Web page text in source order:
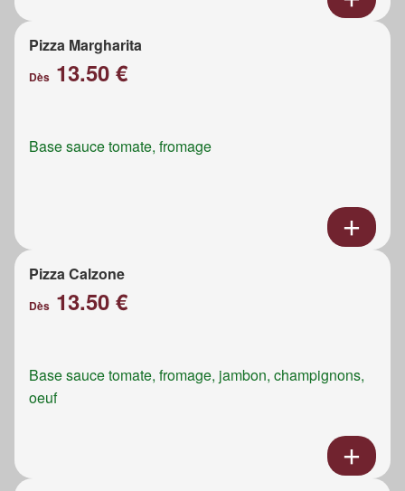
Pizza Margharita
Dès 13.50 €
Base sauce tomate, fromage
Pizza Calzone
Dès 13.50 €
Base sauce tomate, fromage, jambon, champignons,
oeuf